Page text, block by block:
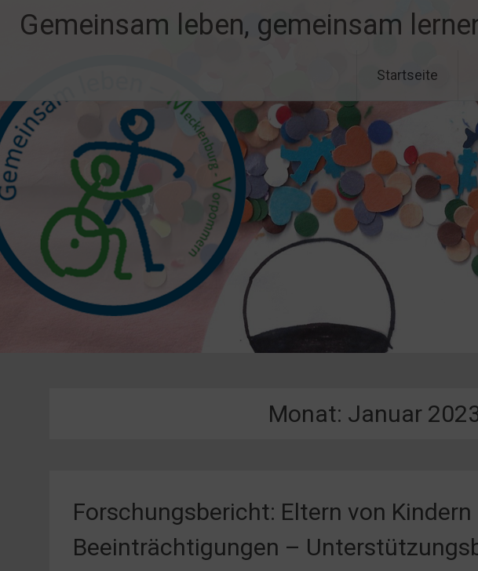
InhaltGemeinsam leben, gemeinsam
Startseite
Monat: Januar
Forschungsbericht: Eltern von
Beeinträchtigungen –